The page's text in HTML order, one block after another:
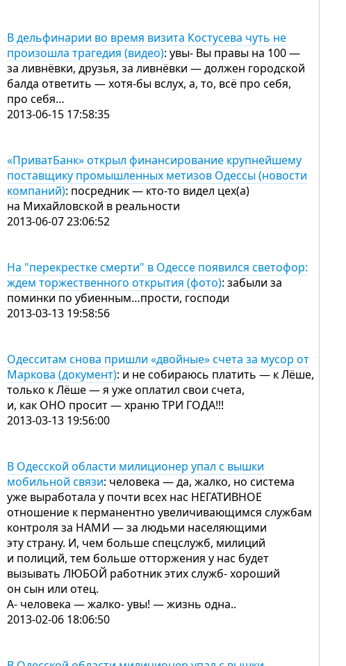
В дельфинарии во время визита Костусева чуть не
произошла трагедия (видео): увы- Вы правы на 100 —
за ливнёвки, друзья, за ливнёвки — должен городской
балда ответить — хотя-бы вслух, а, то, всё про себя,
про себя…
2013-06-15 17:58:35
«ПриватБанк» открыл финансирование крупнейшему
поставщику промышленных метизов Одессы (новости
компаний): посредник — кто-то видел цех(а)
на Михайловской в реальности
2013-06-07 23:06:52
На "перекрестке смерти" в Одессе появился светофор:
ждем торжественного открытия (фото): забыли за
поминки по убиенным…прости, господи
2013-03-13 19:58:56
Одесситам снова пришли «двойные» счета за мусор от
Маркова (документ): и не собираюсь платить — к Лёше,
только к Лёше — я уже оплатил свои счета,
и, как ОНО просит — храню ТРИ ГОДА!!!
2013-03-13 19:56:00
В Одесской области милиционер упал с вышки
мобильной связи: человека — да, жалко, но система
уже выработала у почти всех нас НЕГАТИВНОЕ
отношение к перманентно увеличивающимся службам
контроля за НАМИ — за людьми населяющими
эту страну. И, чем больше спецслужб, милиций
и полиций, тем больше отторжения у нас будет
вызывать ЛЮБОЙ работник этих служб- хороший
он сын или отец.
А- человека — жалко- увы! — жизнь одна..
2013-02-06 18:06:50